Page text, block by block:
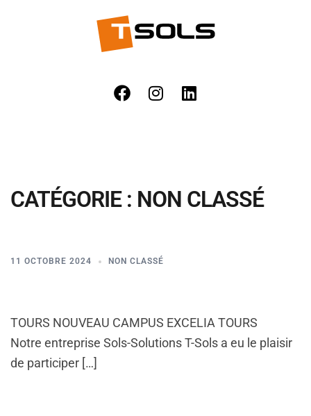
CATÉGORIE : NON CLASSÉ
11 OCTOBRE 2024 NON CLASSÉ
TOURS NOUVEAU CAMPUS EXCELIA TOURS
Notre entreprise Sols-Solutions T-Sols a eu le plaisir
de participer […]